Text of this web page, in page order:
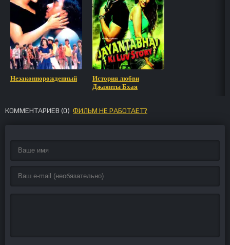
Незаконнорожденный
История любви
Джаянты Бхая
КОММЕНТАРИЕВ (0) ФИЛЬМ НЕ РАБОТАЕТ?